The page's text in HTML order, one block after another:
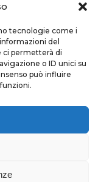
tecnologie come i
del
ci permetterà di
o ID unici su
può influire